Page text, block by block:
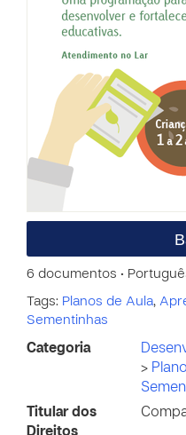
6 documentos •
Tags: Planos de Aula,
Sementinhas
Categoria
>
Titular dos